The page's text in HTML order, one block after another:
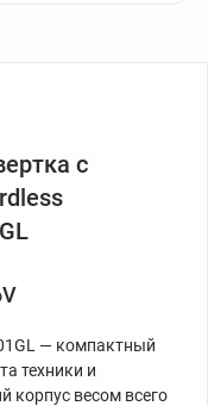
с
— компактный
техники и
корпус весом всего